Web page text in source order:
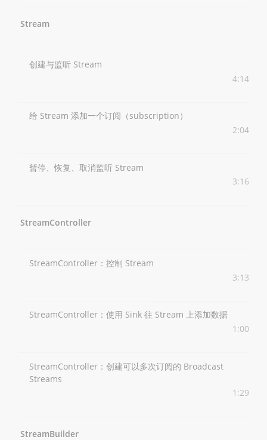
Stream
创建与监听 Stream
4:14
给 Stream 添加一个订阅（subscription）
2:04
暂停、恢复、取消监听 Stream
3:16
StreamController
StreamController：控制 Stream
3:13
StreamController：使用 Sink 往 Stream 上添加数据
1:00
StreamController：创建可以多次订阅的 Broadcast
Streams
1:29
StreamBuilder